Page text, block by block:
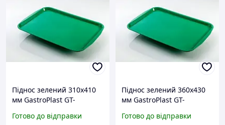
Піднос зелений 310х410
мм GastroPlast GT-
Готово до відправки
Піднос зелений 360х430
мм GastroPlast GT-
Готово до відправки